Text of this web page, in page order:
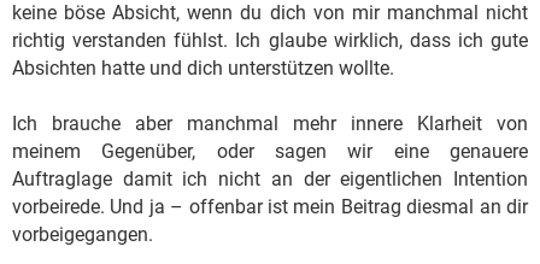
keine böse Absicht, wenn du dich von mir manchmal nicht
richtig verstanden fühlst. Ich glaube wirklich, dass ich gute
Absichten hatte und dich unterstützen wollte.
Ich brauche aber manchmal mehr innere Klarheit von
meinem Gegenüber, oder sagen wir eine genauere
Auftraglage damit ich nicht an der eigentlichen Intention
vorbeirede. Und ja – offenbar ist mein Beitrag diesmal an dir
vorbeigegangen.